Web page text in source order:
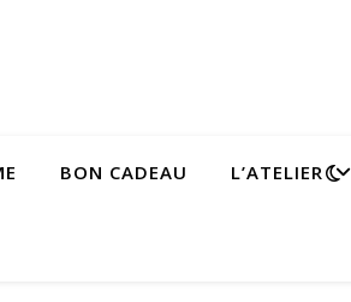
BON CADEAU L’ATELIER